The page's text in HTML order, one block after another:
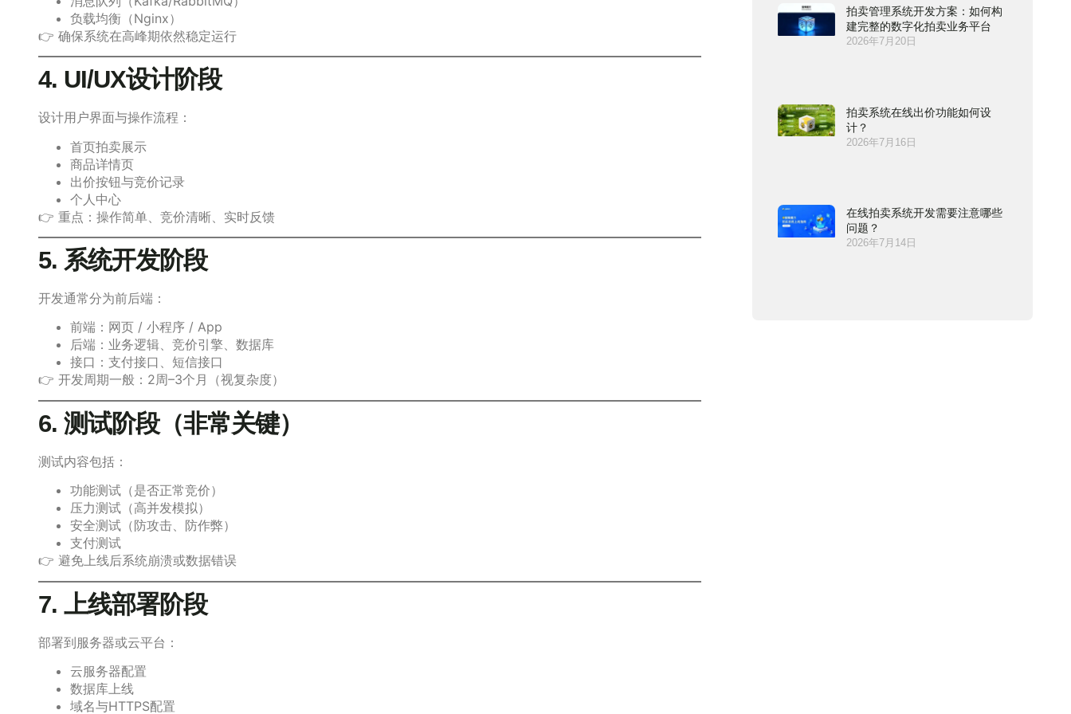
负载均衡（Nginx）
👉 确保系统在高峰期依然稳定运行
4. UI/UX设计阶段
设计用户界面与操作流程：
首页拍卖展示
商品详情页
出价按钮与竞价记录
个人中心
👉 重点：操作简单、竞价清晰、实时反馈
5. 系统开发阶段
开发通常分为前后端：
前端：网页 / 小程序 / App
后端：业务逻辑、竞价引擎、数据库
接口：支付接口、短信接口
👉 开发周期一般：2周–3个月（视复杂度）
6. 测试阶段（非常关键）
测试内容包括：
功能测试（是否正常竞价）
压力测试（高并发模拟）
安全测试（防攻击、防作弊）
支付测试
👉 避免上线后系统崩溃或数据错误
7. 上线部署阶段
部署到服务器或云平台：
云服务器配置
数据库上线
域名与HTTPS配置
拍卖管理系统开发方案：如何构
建完整的数字化拍卖业务平台
2026年7月20日
拍卖系统在线出价功能如何设
计？
2026年7月16日
在线拍卖系统开发需要注意哪些
问题？
2026年7月14日